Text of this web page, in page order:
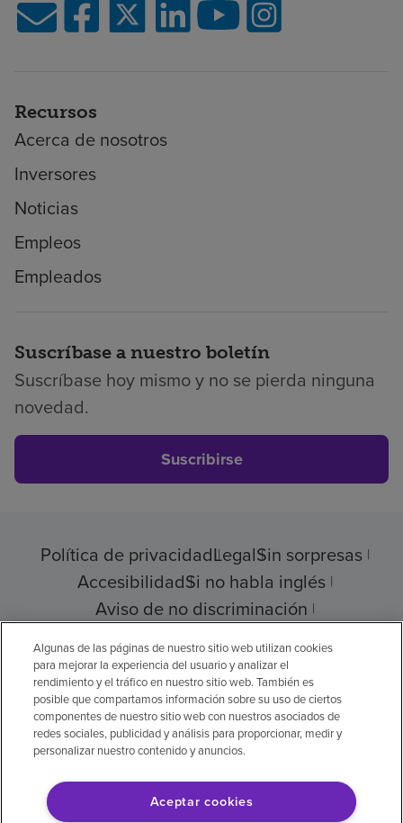
Recursos
Acerca de nosotros
Inversores
Noticias
Empleos
Empleados
Suscríbase a nuestro boletín
Suscríbase hoy mismo y no se pierda ninguna
novedad.
Suscribirse
Política de privacidadLegalSin sorpresas
AccesibilidadSi no habla inglés
Aviso de no discriminación
Cumplimiento de los proveedores
© 2026 Encompass Health Corporation
Preferencias de cookies
Aviso legal: Se tradujo con la ayuda de
Algunas de las páginas de nuestro sitio web utilizan cookies
para mejorar la experiencia del usuario y analizar el
rendimiento y el tráfico en nuestro sitio web. También es
posible que compartamos información sobre su uso de ciertos
componentes de nuestro sitio web con nuestros asociados de
redes sociales, publicidad y análisis para proporcionar, medir y
personalizar nuestro contenido y anuncios.
Aceptar cookies